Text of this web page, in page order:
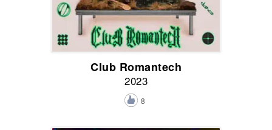
Club Romantech
2023
8